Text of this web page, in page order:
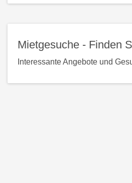
Mietgesuche - Finden
Interessante Angebote und